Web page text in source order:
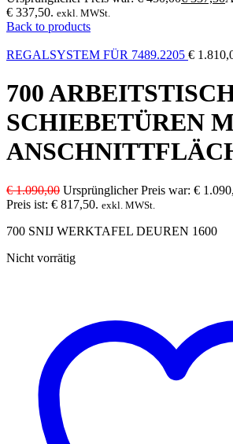
€ 337,50. exkl. MWSt.
Back to products
REGALSYSTEM FÜR 7489.2205 €
700
SCHIEBETÜREN
€1.090,00 Ursprünglicher Preis war: €
Preis ist: € 817,50. exkl. MWSt.
700 SNIJ WERKTAFEL DEUREN 1600
Nicht vorrätig